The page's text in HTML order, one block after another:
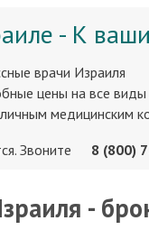
- К
врачи Израиля
цены на все виды
медицинским
Звоните
8 (800)
-